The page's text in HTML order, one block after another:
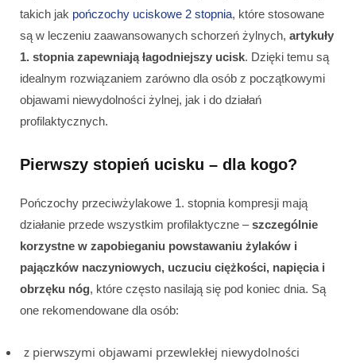
takich jak pończochy uciskowe 2 stopnia, które stosowane
są w leczeniu zaawansowanych schorzeń żylnych, artykuły
1. stopnia zapewniają łagodniejszy ucisk. Dzięki temu są
idealnym rozwiązaniem zarówno dla osób z początkowymi
objawami niewydolności żylnej, jak i do działań
profilaktycznych.
Pierwszy stopień ucisku – dla kogo?
Pończochy przeciwżylakowe 1. stopnia kompresji mają
działanie przede wszystkim profilaktyczne –szczególnie
korzystne w zapobieganiu powstawaniu żylaków i
pajączków naczyniowych, uczuciu ciężkości, napięcia i
obrzęku nóg, które często nasilają się pod koniec dnia. Są
one rekomendowane dla osób:
z pierwszymi objawami przewlekłej niewydolności